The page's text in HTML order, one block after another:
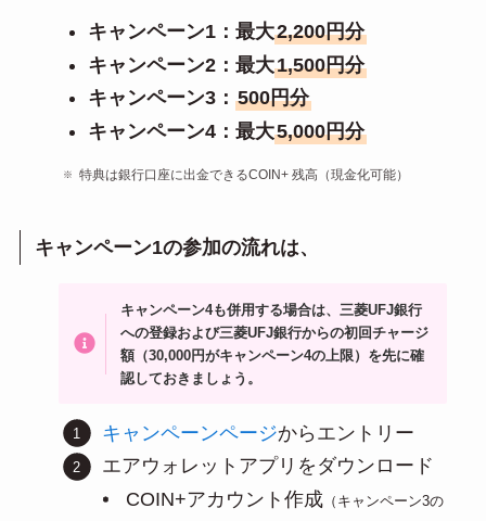
キャンペーン1：最大2,200円分
キャンペーン2：最大1,500円分
キャンペーン3： 500円分
キャンペーン4：最大5,000円分
特典は銀行口座に出金できるCOIN+ 残高（現金化可能）
キャンペーン1の参加の流れは、
キャンペーン4も併用する場合は、三菱UFJ銀行
への登録および三菱UFJ銀行からの初回チャージ
額（30,000円がキャンペーン4の上限）を先に確
認しておきましょう。
キャンペーンページからエントリー
エアウォレットアプリをダウンロード
COIN+アカウント作成 （キャンペーン3の